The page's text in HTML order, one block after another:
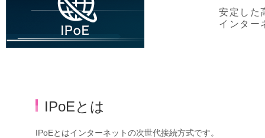
安定した
インター
IPoEとは
IPoEとはインターネットの次世代接続方式です。